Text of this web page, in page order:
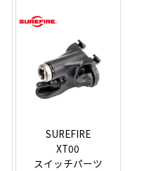
SUREFIRE
XT00
スイッチパーツ